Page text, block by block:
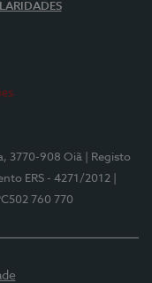
3770-908 Oiã
| Registo
ERS - 4271/2012
760 770